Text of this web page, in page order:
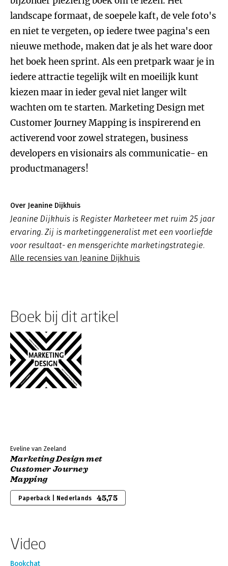
landscape formaat, de soepele kaft, de vele foto's
en niet te vergeten, op iedere twee pagina's een
nieuwe methode, maken dat je als het ware door
het boek heen sprint. Als een pretpark waar je in
iedere attractie tegelijk wilt en moeilijk kunt
kiezen maar in ieder geval niet langer wilt
wachten om te starten. Marketing Design met
Customer Journey Mapping is inspirerend en
activerend voor zowel strategen, business
developers en visionairs als communicatie- en
productmanagers!
Over Jeanine Dijkhuis
Jeanine Dijkhuis is Register Marketeer met ruim 25 jaar
ervaring. Zij is marketinggeneralist met een voorliefde
voor resultaat- en mensgerichte marketingstrategie.
Alle recensies van Jeanine Dijkhuis
Boek bij dit artikel
Eveline van Zeeland
Marketing Design met
Customer Journey
Mapping
Paperback | Nederlands 45,75
Video
Bookchat